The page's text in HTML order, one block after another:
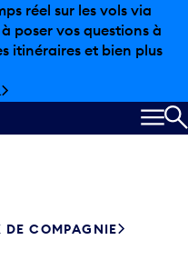
réel sur les vols via
poser vos questions à
itinéraires et bien plus
is
later.
COMPAGNIE